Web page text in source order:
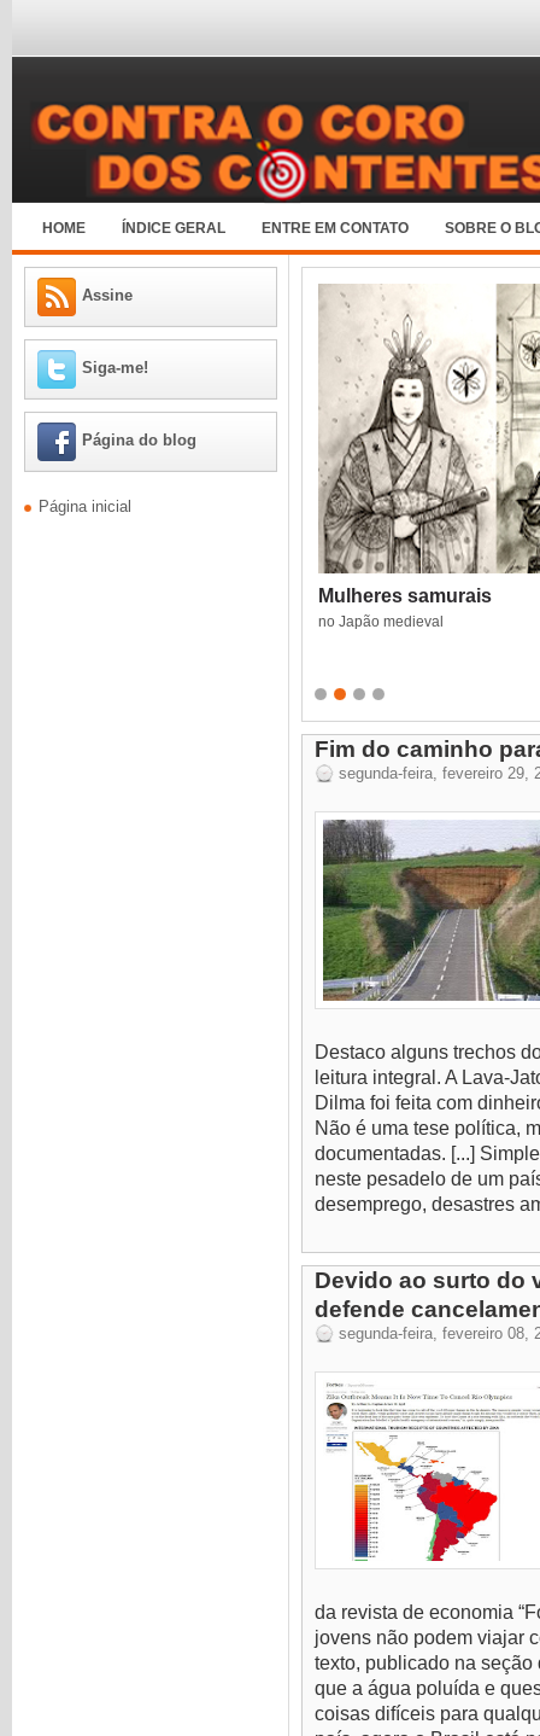
HOME ÍNDICE GERAL ENTRE EM CONTATO SOBRE O
Assine
Siga-me!
Página do blog
Página inicial
Mulheres samurais
no Japão medieval
Fim do caminho
segunda-feira, fevereiro 29,
Destaco alguns trechos
leitura integral. A Lava-
Dilma foi feita com
Não é uma tese política,
documentadas. [...]
neste pesadelo de um
desemprego, desastres
Devido ao surto do
defende
segunda-feira, fevereiro 08,
da revista de economia
jovens não podem viajar
texto, publicado na
que a água poluída e
coisas difíceis para